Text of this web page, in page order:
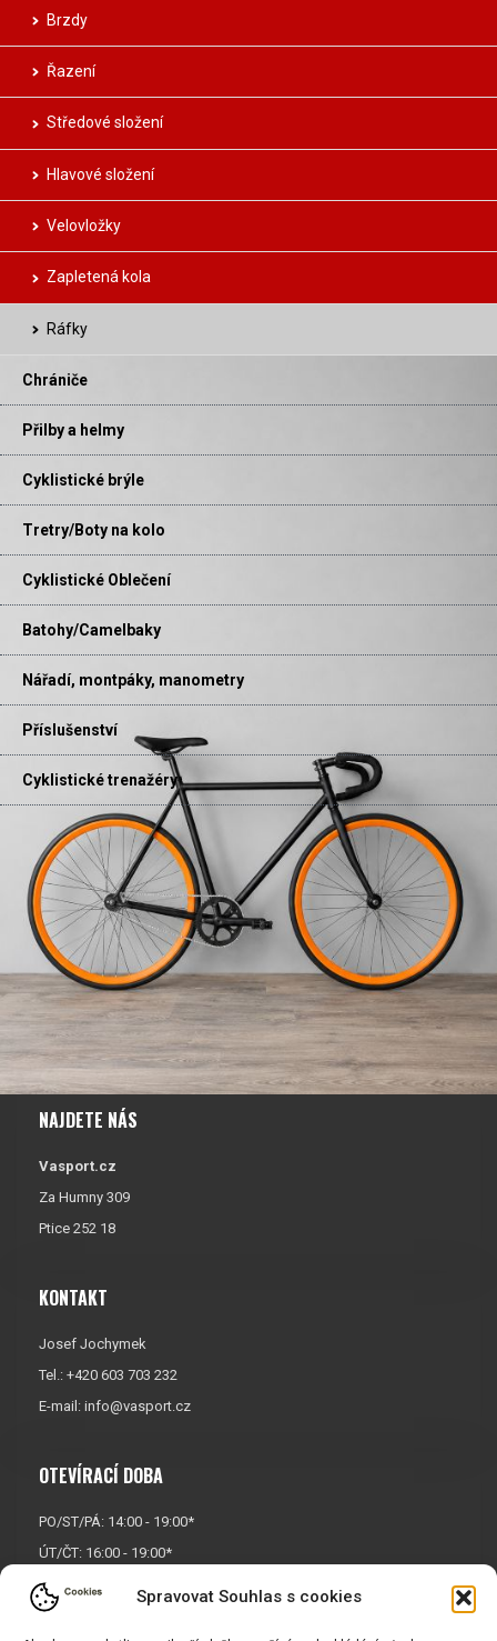
Spravovat Souhlas s cookies
Brzdy
Řazení
Středové složení
Hlavové složení
Velovložky
Zapletená kola
Ráfky
Chrániče
Přilby a helmy
Cyklistické brýle
Tretry/Boty na kolo
Cyklistické Oblečení
Batohy/Camelbaky
Nářadí, montpáky, manometry
Příslušenství
Cyklistické trenažéry
NAJDETE NÁS
Vasport.cz
Za Humny 309
Ptice 252 18
KONTAKT
Josef Jochymek
Tel.: +420 603 703 232
E-mail: info@vasport.cz
OTEVÍRACÍ DOBA
PO/ST/PÁ: 14:00 - 19:00*
ÚT/ČT: 16:00 - 19:00*
Sobota: 9:00 - 17:00*
Neděle: